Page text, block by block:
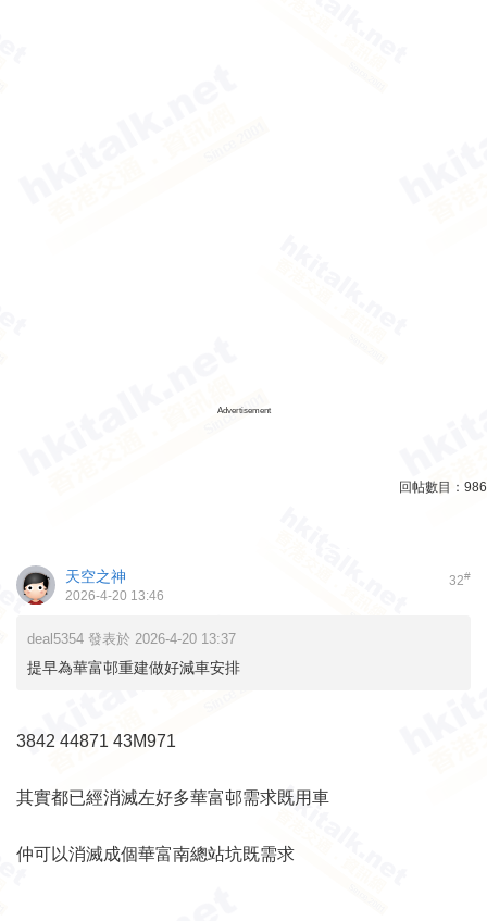
Advertisement
回帖數目： 986
32#
天空之神
2026-4-20 13:46
deal5354 發表於 2026-4-20 13:37
提早為華富邨重建做好減車安排
3842 44871 43M971
其實都已經消滅左好多華富邨需求既用車
仲可以消滅成個華富南總站坑既需求